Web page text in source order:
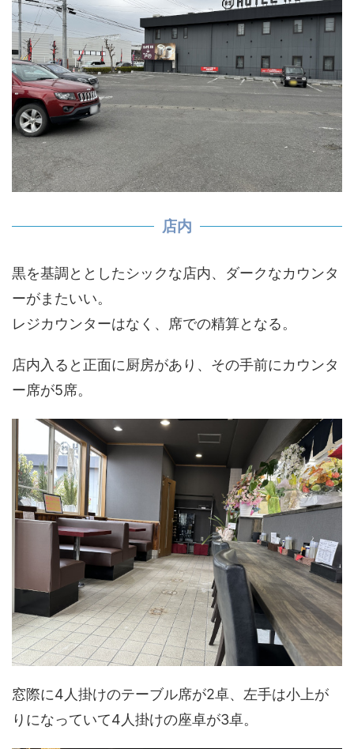
店内
黒を基調ととしたシックな店内、ダークなカウンタ
ーがまたいい。
レジカウンターはなく、席での精算となる。
店内入ると正面に厨房があり、その手前にカウンタ
ー席が5席。
窓際に4人掛けのテーブル席が2卓、左手は小上が
りになっていて4人掛けの座卓が3卓。